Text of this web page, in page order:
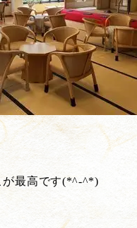
が最高です(*^-^*)